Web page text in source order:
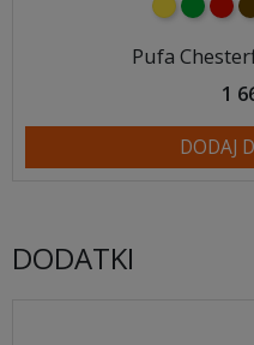
żółtyzielony
Pufa
1
DODAJ
DODATKI